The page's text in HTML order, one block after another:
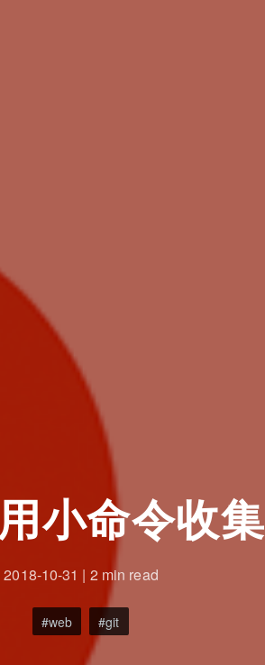
小命令收集
2018-10-31 | 2 min read
web git